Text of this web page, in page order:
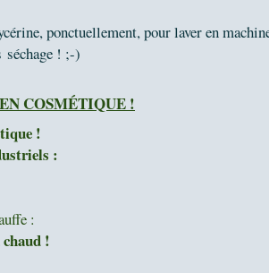
ponctuellement, pour laver en
! ;-)
COSMÉTIQUE !
!
:
:
chaud !